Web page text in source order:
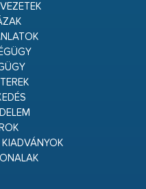
KIADVÁNYOK